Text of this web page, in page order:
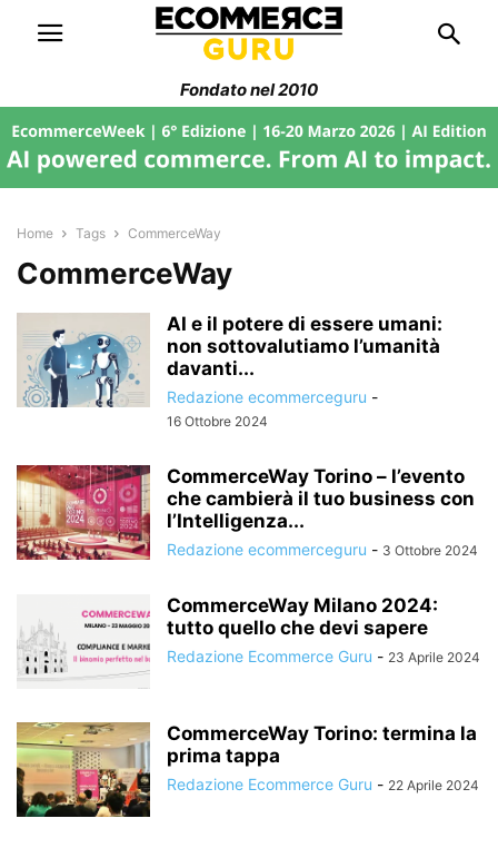
Fondato nel 2010
Home Tags CommerceWay
CommerceWay
AI e il potere di essere umani:
non sottovalutiamo l’umanità
davanti...
Redazione ecommerceguru -
16 Ottobre 2024
CommerceWay Torino – l’evento
che cambierà il tuo business con
l’Intelligenza...
Redazione ecommerceguru - 3 Ottobre 2024
CommerceWay Milano 2024:
tutto quello che devi sapere
Redazione Ecommerce Guru - 23 Aprile 2024
CommerceWay Torino: termina la
prima tappa
Redazione Ecommerce Guru - 22 Aprile 2024